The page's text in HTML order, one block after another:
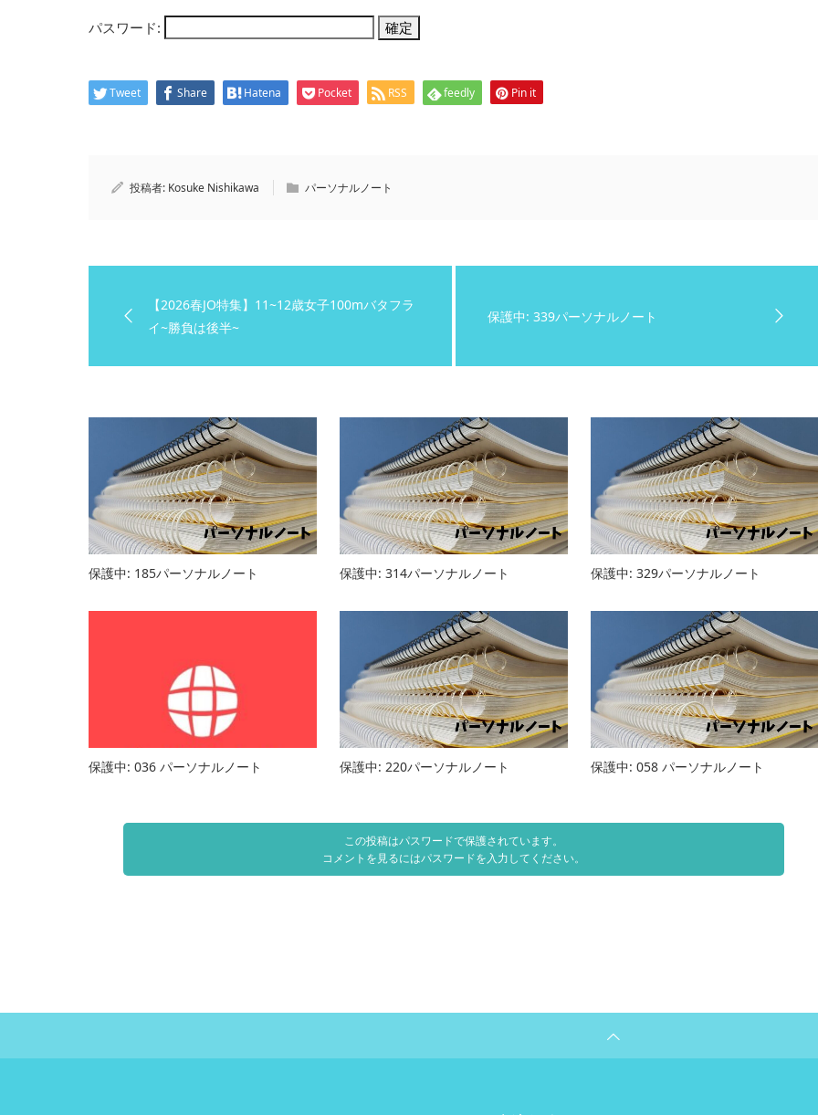
パスワード:
Tweet Share Hatena Pocket RSS feedly Pin it
投稿者: Kosuke Nishikawa パーソナルノート
【2026春JO特集】11~12歳女子100mバタフラ
イ~勝負は後半~
保護中: 339パーソナルノート
保護中: 185パーソナルノート 保護中: 314パーソナルノート 保護中: 329パーソナルノート
保護中: 036 パーソナルノート 保護中: 220パーソナルノート 保護中: 058 パーソナルノート
この投稿はパスワードで保護されています。
コメントを見るにはパスワードを入力してください。